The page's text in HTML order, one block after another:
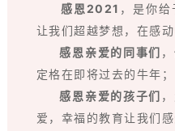
感恩2021 ，是你给
让我们超越梦想，在感动
感恩亲爱的同事们
定格在即将过去的牛年；
感恩亲爱的孩子们
爱，幸福的教育让我们感